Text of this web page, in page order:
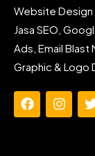
Website
Jasa SEO,
Ads, Email Blast
Graphic & Logo
F I